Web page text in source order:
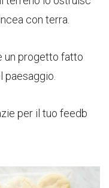
con terra.
un progetto fatto
paesaggio.
per il tuo feedb